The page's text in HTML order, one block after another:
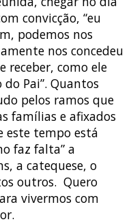
convicção, “eu
podemos nos
nos concedeu
receber, como ele
Pai”. Quantos
pelos ramos que
famílias e afixados
este tempo está
faz falta” a
a catequese, o
outros. Quero
vivermos com